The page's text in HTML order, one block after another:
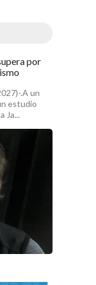
por
.A un
estudio
Ja...